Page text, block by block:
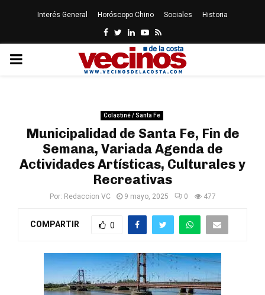
Interés General Horóscopo Chino Sociales Historia
Facebook
Twitter
LinkedinYoutube
Rss
PRIMARY
Colastiné / Santa Fe
Municipalidad de Santa Fe, Fin de
Semana, Variada Agenda de
Actividades Artísticas, Culturales y
Recreativas
Por: Redaccion VC 9 mayo, 2025 0 477
COMPARTIR 0